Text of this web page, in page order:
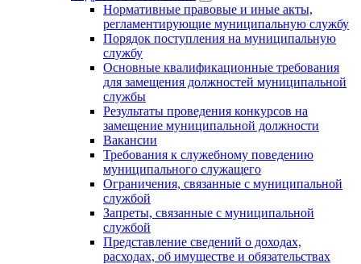
Нормативные правовые и иные акты,
регламентирующие муниципальную службу
Порядок поступления на муниципальную
службу
Основные квалификационные требования
для замещения должностей муниципальной
службы
Результаты проведения конкурсов на
замещение муниципальной должности
Вакансии
Требования к служебному поведению
муниципального служащего
Ограничения, связанные с муниципальной
службой
Запреты, связанные с муниципальной
службой
Представление сведений о доходах,
расходах, об имуществе и обязательствах